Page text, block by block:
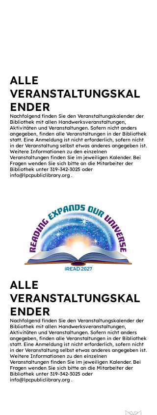
ALLE
VERANSTALTUNGSKAL
ENDER
Nachfolgend finden Sie den Veranstaltungskalender der
Bibliothek mit allen Handwerksveranstaltungen,
Aktivitäten und Veranstaltungen. Sofern nicht anders
angegeben, finden alle Veranstaltungen in der Bibliothek
statt. Eine Anmeldung ist nicht erforderlich, sofern nicht
in der Veranstaltung selbst etwas anderes angegeben ist.
Weitere Informationen zu den einzelnen
Veranstaltungen finden Sie im jeweiligen Kalender. Bei
Fragen wenden Sie sich bitte an die Mitarbeiter der
Bibliothek unter 319-342-3025 oder
info@lpcpubliclibrary.org .
ALLE
VERANSTALTUNGSKAL
ENDER
Nachfolgend finden Sie den Veranstaltungskalender der
Bibliothek mit allen Handwerksveranstaltungen,
Aktivitäten und Veranstaltungen. Sofern nicht anders
angegeben, finden alle Veranstaltungen in der Bibliothek
statt. Eine Anmeldung ist nicht erforderlich, sofern nicht
in der Veranstaltung selbst etwas anderes angegeben ist.
Weitere Informationen zu den einzelnen
Veranstaltungen finden Sie im jeweiligen Kalender. Bei
Fragen wenden Sie sich bitte an die Mitarbeiter der
Bibliothek unter 319-342-3025 oder
info@lpcpubliclibrary.org .